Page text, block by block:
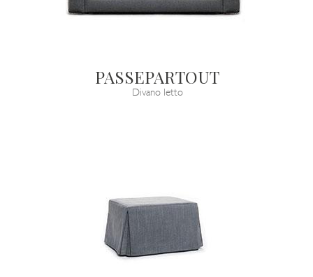
PASSEPARTOUT
Divano letto